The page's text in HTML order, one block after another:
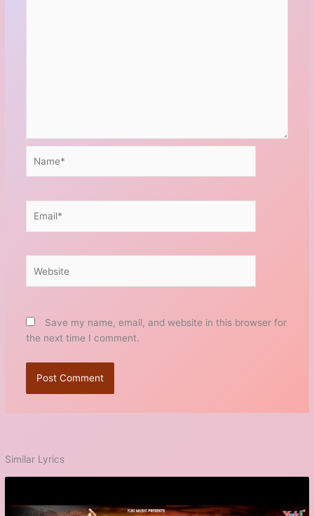
Save my name, email, and website in this browser for
the next time I comment.
Similar Lyrics